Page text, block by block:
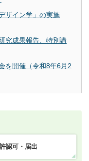
ザイン学」の実施
究成果報告、特別講
を開催（令和8年6月2
許認可・届出